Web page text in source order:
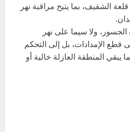
الشقيف، بما يتيح مراقبة نهر
ولا سيما على نهر
قطع الإمدادات، بل إلى التحكم
يبقي المنطقة العازلة خالية أو